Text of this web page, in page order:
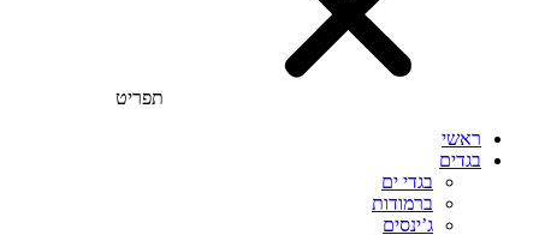
תפריט
ראשי
בגדים
בגדי ים
ברמודות
ג’ינסים